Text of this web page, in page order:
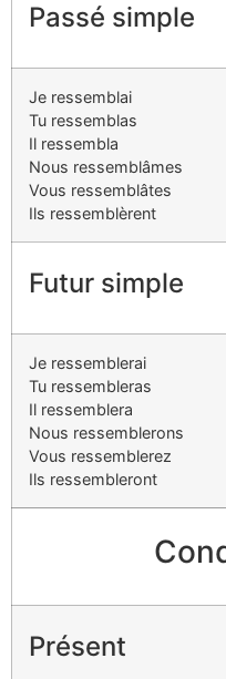
Passé simple
Je ressemblai
Tu ressemblas
Il ressembla
Nous ressemblâmes
Vous ressemblâtes
Ils ressemblèrent
Futur simple
Je ressemblerai
Tu ressembleras
Il ressemblera
Nous ressemblerons
Vous ressemblerez
Ils ressembleront
Présent